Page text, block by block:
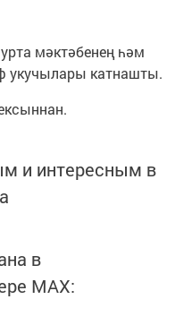
мәктәбенең һәм
укучылары катнашты.
и интересным в
в
MАХ: